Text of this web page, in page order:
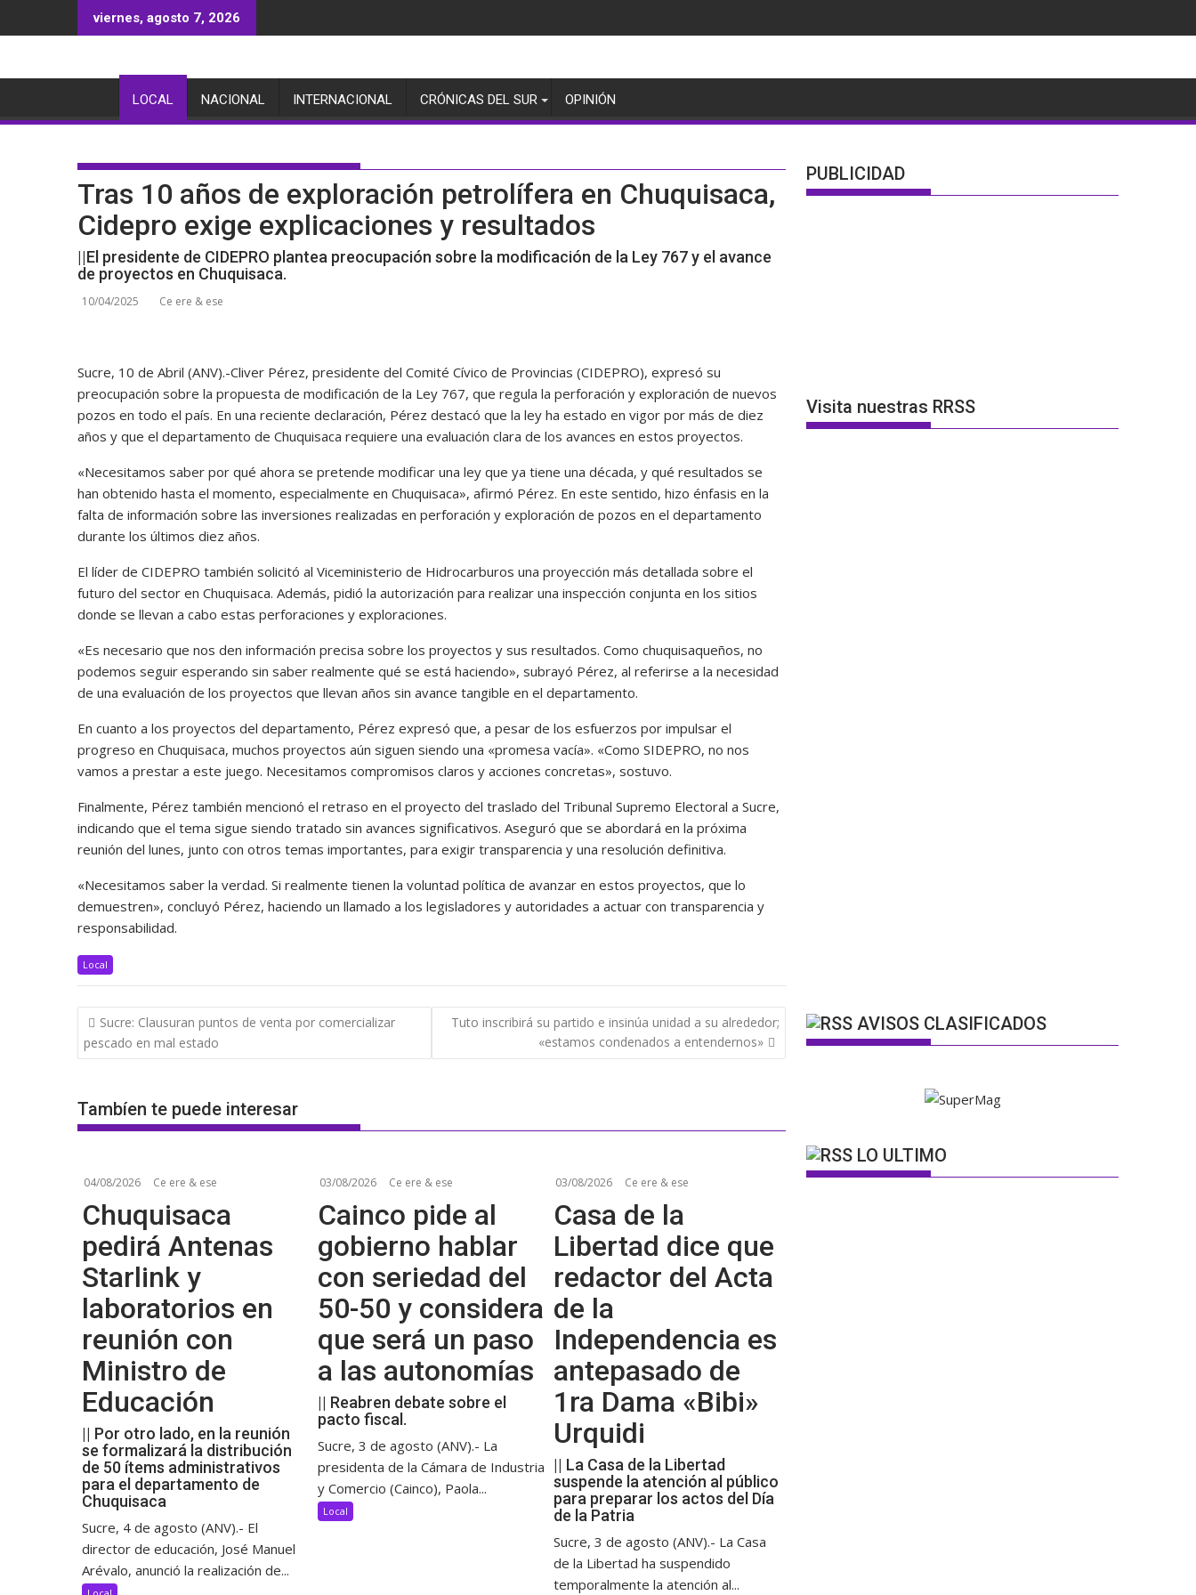
al
viernes, agosto 7, 2026
LOCAL NACIONAL INTERNACIONAL CRÓNICAS DEL SUR OPINIÓN
Tras 10 años de exploración petrolífera en Chuquisaca,
Cidepro exige explicaciones y resultados
||El presidente de CIDEPRO plantea preocupación sobre la modificación de la Ley 767 y el avance
de proyectos en Chuquisaca.
10/04/2025 Ce ere & ese
Sucre, 10 de Abril (ANV).-Cliver Pérez, presidente del Comité Cívico de Provincias (CIDEPRO), expresó su
preocupación sobre la propuesta de modificación de la Ley 767, que regula la perforación y exploración de nuevos
pozos en todo el país. En una reciente declaración, Pérez destacó que la ley ha estado en vigor por más de diez
años y que el departamento de Chuquisaca requiere una evaluación clara de los avances en estos proyectos.
«Necesitamos saber por qué ahora se pretende modificar una ley que ya tiene una década, y qué resultados se
han obtenido hasta el momento, especialmente en Chuquisaca», afirmó Pérez. En este sentido, hizo énfasis en la
falta de información sobre las inversiones realizadas en perforación y exploración de pozos en el departamento
durante los últimos diez años.
El líder de CIDEPRO también solicitó al Viceministerio de Hidrocarburos una proyección más detallada sobre el
futuro del sector en Chuquisaca. Además, pidió la autorización para realizar una inspección conjunta en los sitios
donde se llevan a cabo estas perforaciones y exploraciones.
«Es necesario que nos den información precisa sobre los proyectos y sus resultados. Como chuquisaqueños, no
podemos seguir esperando sin saber realmente qué se está haciendo», subrayó Pérez, al referirse a la necesidad
de una evaluación de los proyectos que llevan años sin avance tangible en el departamento.
En cuanto a los proyectos del departamento, Pérez expresó que, a pesar de los esfuerzos por impulsar el
progreso en Chuquisaca, muchos proyectos aún siguen siendo una «promesa vacía». «Como SIDEPRO, no nos
vamos a prestar a este juego. Necesitamos compromisos claros y acciones concretas», sostuvo.
Finalmente, Pérez también mencionó el retraso en el proyecto del traslado del Tribunal Supremo Electoral a Sucre,
indicando que el tema sigue siendo tratado sin avances significativos. Aseguró que se abordará en la próxima
reunión del lunes, junto con otros temas importantes, para exigir transparencia y una resolución definitiva.
«Necesitamos saber la verdad. Si realmente tienen la voluntad política de avanzar en estos proyectos, que lo
demuestren», concluyó Pérez, haciendo un llamado a los legisladores y autoridades a actuar con transparencia y
responsabilidad.
Local
Navegación
de
entradas
Sucre: Clausuran puntos de venta por comercializar
pescado en mal estado
Tuto inscribirá su partido e insinúa unidad a su alrededor;
«estamos condenados a entendernos»
Tambíen te puede interesar
04/08/2026 Ce ere & ese
Chuquisaca
pedirá Antenas
Starlink y
laboratorios en
reunión con
Ministro de
Educación
|| Por otro lado, en la reunión
se formalizará la distribución
de 50 ítems administrativos
para el departamento de
Chuquisaca
Sucre, 4 de agosto (ANV).- El
director de educación, José Manuel
Arévalo, anunció la realización de...
03/08/2026 Ce ere & ese
Cainco pide al
gobierno hablar
con seriedad del
50-50 y considera
que será un paso
a las autonomías
|| Reabren debate sobre el
pacto fiscal.
Sucre, 3 de agosto (ANV).- La
presidenta de la Cámara de Industria
y Comercio (Cainco), Paola...
Local
03/08/2026 Ce ere & ese
Casa de la
Libertad dice que
redactor del Acta
de la
Independencia es
antepasado de
1ra Dama «Bibi»
Urquidi
|| La Casa de la Libertad
suspende la atención al público
para preparar los actos del Día
de la Patria
Sucre, 3 de agosto (ANV).- La Casa
de la Libertad ha suspendido
temporalmente la atención al...
PUBLICIDAD
Visita nuestras RRSS
AVISOS CLASIFICADOS
LO ULTIMO